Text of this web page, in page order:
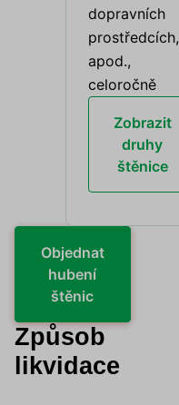
dopravních
prostředcích,
apod.,
celoročně
Zobrazit
druhy
štěnice
Objednat
hubení
štěnic
Způsob
likvidace